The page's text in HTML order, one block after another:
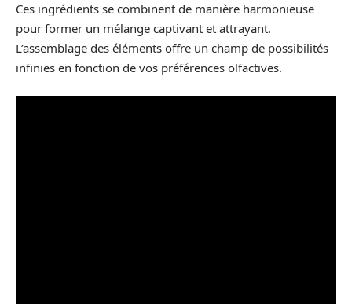
Ces ingrédients se combinent de manière harmonieuse
pour former un mélange captivant et attrayant.
L’assemblage des éléments offre un champ de possibilités
infinies en fonction de vos préférences olfactives.